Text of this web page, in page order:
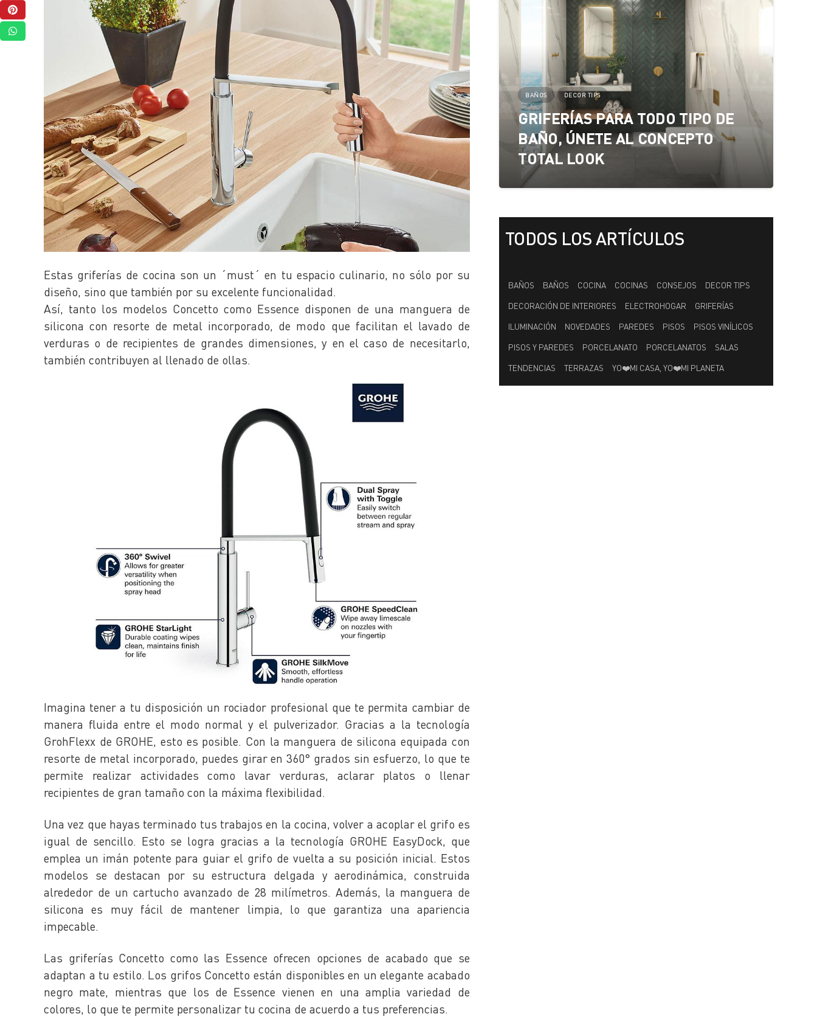
Estas griferías de cocina son un ´must´ en tu espacio culinario, no sólo por su
diseño, sino que también por su excelente funcionalidad.
Así, tanto los modelos Concetto como Essence disponen de una manguera de
silicona con resorte de metal incorporado, de modo que facilitan el lavado de
verduras o de recipientes de grandes dimensiones, y en el caso de necesitarlo,
también contribuyen al llenado de ollas.
Imagina tener a tu disposición un rociador profesional que te permita cambiar de
manera fluida entre el modo normal y el pulverizador. Gracias a la tecnología
GrohFlexx de GROHE, esto es posible. Con la manguera de silicona equipada con
resorte de metal incorporado, puedes girar en 360° grados sin esfuerzo, lo que te
permite realizar actividades como lavar verduras, aclarar platos o llenar
recipientes de gran tamaño con la máxima flexibilidad.
Una vez que hayas terminado tus trabajos en la cocina, volver a acoplar el grifo es
igual de sencillo. Esto se logra gracias a la tecnología GROHE EasyDock, que
emplea un imán potente para guiar el grifo de vuelta a su posición inicial. Estos
modelos se destacan por su estructura delgada y aerodinámica, construida
alrededor de un cartucho avanzado de 28 milímetros. Además, la manguera de
silicona es muy fácil de mantener limpia, lo que garantiza una apariencia
impecable.
Las griferías Concetto como las Essence ofrecen opciones de acabado que se
adaptan a tu estilo. Los grifos Concetto están disponibles en un elegante acabado
negro mate, mientras que los de Essence vienen en una amplia variedad de
colores, lo que te permite personalizar tu cocina de acuerdo a tus preferencias.
BAÑOS DECOR TIPS
GRIFERÍAS PARA TODO TIPO DE
BAÑO, ÚNETE AL CONCEPTO
TOTAL LOOK
TODOS LOS ARTÍCULOS
Categorías
BAÑOS BAÑOS COCINA COCINAS CONSEJOS DECOR TIPS
DECORACIÓN DE INTERIORES ELECTROHOGAR GRIFERÍAS
ILUMINACIÓN NOVEDADES PAREDES PISOS PISOS VINÍLICOS
PISOS Y PAREDES PORCELANATO PORCELANATOS SALAS
TENDENCIAS TERRAZAS YO❤️MI CASA, YO❤️MI PLANETA